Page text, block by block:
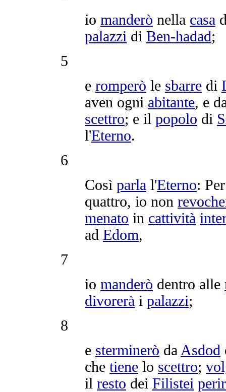
io manderò nella casa
palazzi di Ben-hadad;
5
e romperò le sbarre di
aven ogni abitante, e
scettro; e il popolo di
l'Eterno.
6
Così parla l'Eterno:
quattro, io non
menato in cattività
ad Edom,
7
io manderò dentro alle
divorerà i palazzi;
8
e sterminerò da Asdod
che tiene lo scettro;
il resto dei Filistei